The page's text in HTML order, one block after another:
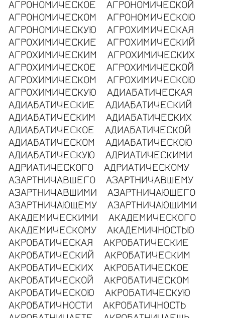
АГРОНОМИЧЕСКОЕ
АГРОНОМИЧЕСКОЙ
АГРОНОМИЧЕСКОМ
АГРОНОМИЧЕСКОЮ
АГРОНОМИЧЕСКУЮ
АГРОХИМИЧЕСКАЯ
АГРОХИМИЧЕСКИЕ
АГРОХИМИЧЕСКИЙ
АГРОХИМИЧЕСКИМ
АГРОХИМИЧЕСКИХ
АГРОХИМИЧЕСКОЕ
АГРОХИМИЧЕСКОЙ
АГРОХИМИЧЕСКОМ
АГРОХИМИЧЕСКОЮ
АГРОХИМИЧЕСКУЮ
АДИАБАТИЧЕСКАЯ
АДИАБАТИЧЕСКИЕ
АДИАБАТИЧЕСКИЙ
АДИАБАТИЧЕСКИМ
АДИАБАТИЧЕСКИХ
АДИАБАТИЧЕСКОЕ
АДИАБАТИЧЕСКОЙ
АДИАБАТИЧЕСКОМ
АДИАБАТИЧЕСКОЮ
АДИАБАТИЧЕСКУЮ
АДРИАТИЧЕСКИМИ
АДРИАТИЧЕСКОГО
АДРИАТИЧЕСКОМУ
АЗАРТНИЧАВШЕГО
АЗАРТНИЧАВШЕМУ
АЗАРТНИЧАВШИМИ
АЗАРТНИЧАЮЩЕГО
АЗАРТНИЧАЮЩЕМУ
АЗАРТНИЧАЮЩИМИ
АКАДЕМИЧЕСКИМИ
АКАДЕМИЧЕСКОГО
АКАДЕМИЧЕСКОМУ
АКАДЕМИЧНОСТЬЮ
АКРОБАТИЧЕСКАЯ
АКРОБАТИЧЕСКИЕ
АКРОБАТИЧЕСКИЙ
АКРОБАТИЧЕСКИМ
АКРОБАТИЧЕСКИХ
АКРОБАТИЧЕСКОЕ
АКРОБАТИЧЕСКОЙ
АКРОБАТИЧЕСКОМ
АКРОБАТИЧЕСКОЮ
АКРОБАТИЧЕСКУЮ
АКРОБАТИЧНОСТИ
АКРОБАТИЧНОСТЬ